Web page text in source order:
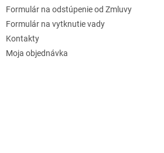
Formulár na odstúpenie od Zmluvy
Formulár na vytknutie vady
Kontakty
Moja objednávka